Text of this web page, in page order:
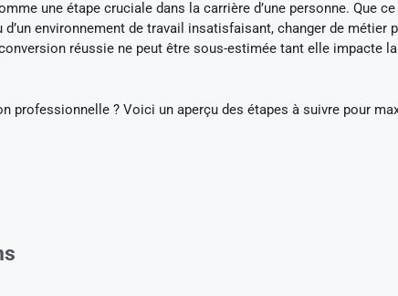
une étape cruciale dans la carrière d’une personne. Que
environnement de travail insatisfaisant, changer de métier
réussie ne peut être sous-estimée tant elle impacte la
professionnelle ? Voici un aperçu des étapes à suivre pour